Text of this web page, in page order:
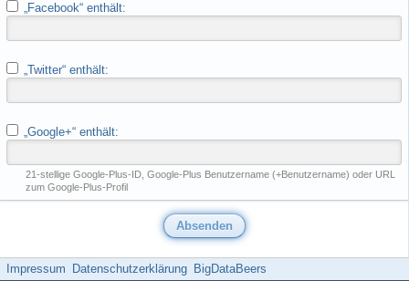
„Facebook“ enthält:
„Twitter“ enthält:
„Google+“ enthält:
21-stellige Google-Plus-ID, Google-Plus Benutzername (+Benutzername) oder URL
zum Google-Plus-Profil
Impressum Datenschutzerklärung BigDataBeers